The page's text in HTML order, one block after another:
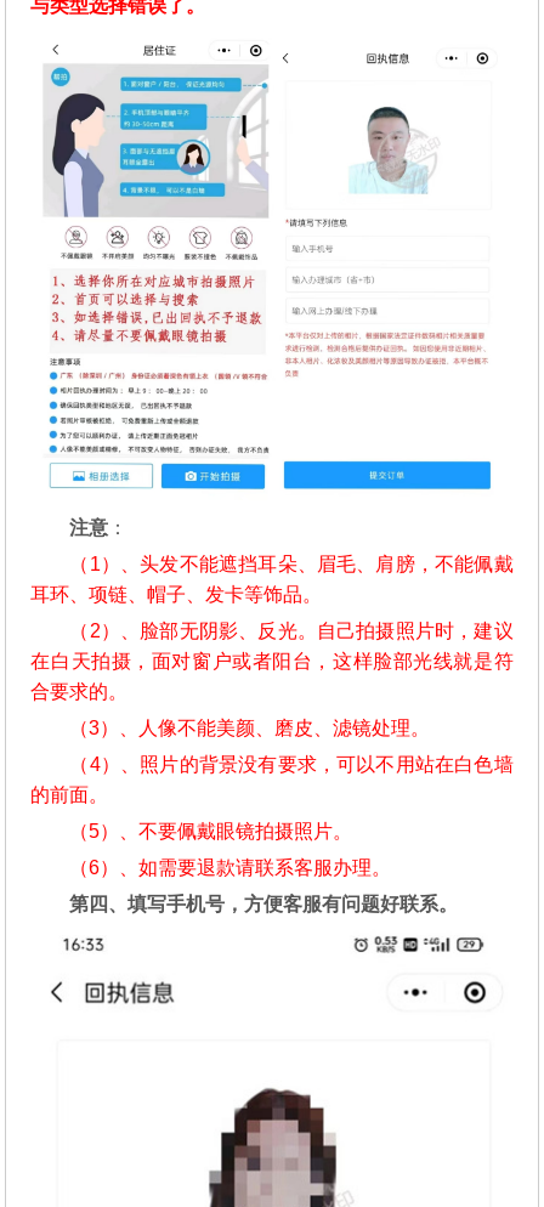
与类型选择错误了。
注意 ：
（1）、头发不能遮挡耳朵、眉毛、肩膀，不能佩戴
耳环、项链、帽子、发卡等饰品。
（2）、脸部无阴影、反光。自己拍摄照片时，建议
在白天拍摄，面对窗户或者阳台，这样脸部光线就是符
合要求的。
（3）、人像不能美颜、磨皮、滤镜处理。
（4）、照片的背景没有要求，可以不用站在白色墙
的前面。
（5）、不要佩戴眼镜拍摄照片。
（6）、如需要退款请联系客服办理。
第四、填写手机号，方便客服有问题好联系。